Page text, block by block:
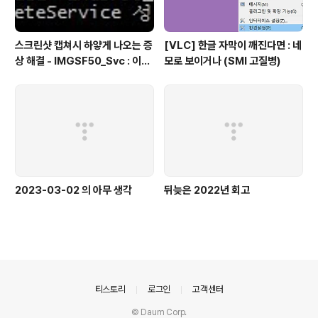
스크린샷 캡쳐시 하얗게 나오는 증
상 해결 - IMGSF50_Svc : 이미
[VLC] 한글 자막이 깨진다면 : 네
모로 보이거나 (SMI 고질병)
2023-03-02 의 아무 생각 뒤늦은 2022년 회고
티스토리 로그인 고객센터
© Daum Corp.